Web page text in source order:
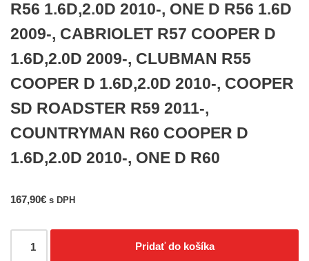
R56 1.6D,2.0D 2010-, ONE D R56 1.6D
2009-, CABRIOLET R57 COOPER D
1.6D,2.0D 2009-, CLUBMAN R55
COOPER D 1.6D,2.0D 2010-, COOPER
SD ROADSTER R59 2011-,
COUNTRYMAN R60 COOPER D
1.6D,2.0D 2010-, ONE D R60
167,90€ s DPH
Pridať do košíka